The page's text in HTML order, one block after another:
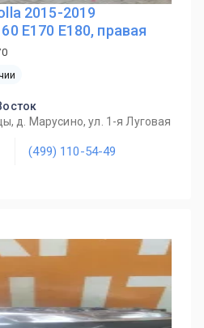
2015-2019
E170 E180, правая
д. Марусино, ул. 1-я Луговая
(499) 110-54-49